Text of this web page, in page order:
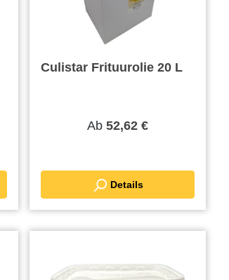
Culistar Frituurolie 20 L
Ab 52,62 €
Details